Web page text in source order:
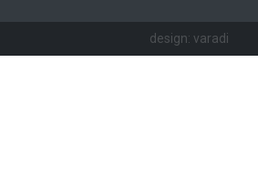
design: varadi